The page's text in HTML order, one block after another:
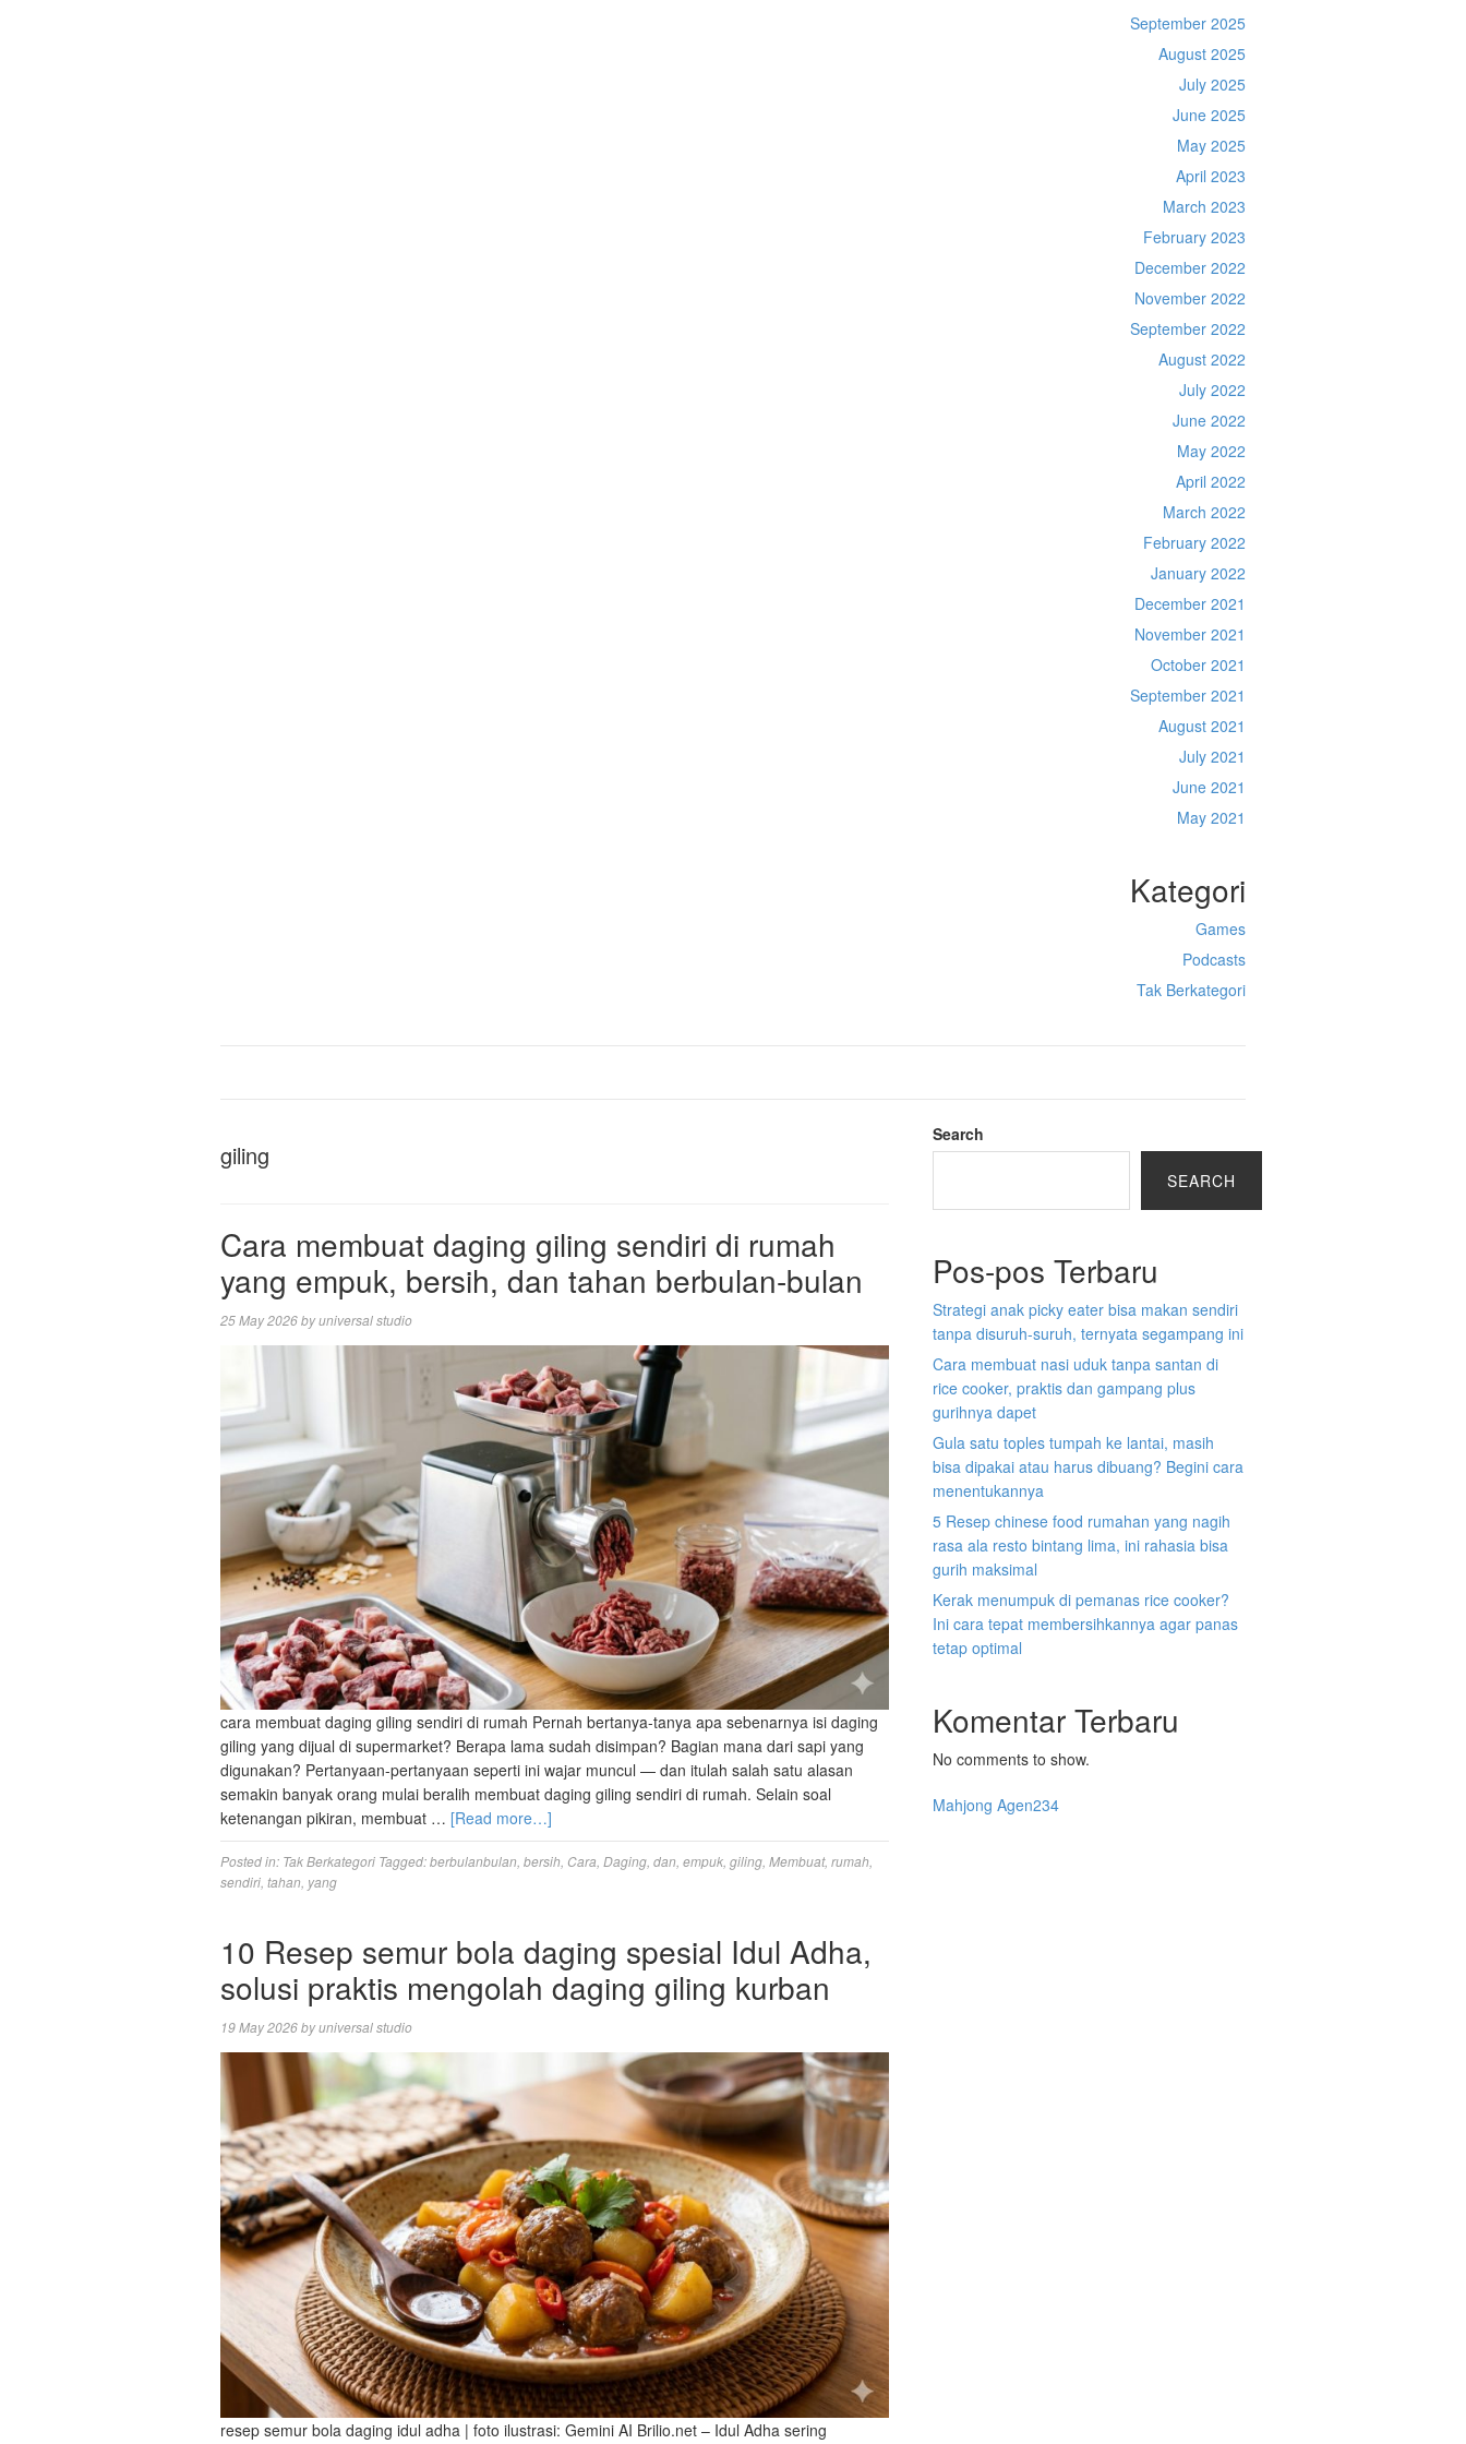
September 2025
August 2025
July 2025
June 2025
May 2025
April 2023
March 2023
February 2023
December 2022
November 2022
September 2022
August 2022
July 2022
June 2022
May 2022
April 2022
March 2022
February 2022
January 2022
December 2021
November 2021
October 2021
September 2021
August 2021
July 2021
June 2021
May 2021
Kategori
Games
Podcasts
Tak Berkategori
giling
Cara membuat daging giling sendiri di rumah
yang empuk, bersih, dan tahan berbulan-bulan
25 May 2026byuniversal studio
cara membuat daging giling sendiri di rumah Pernah bertanya-tanya apa sebenarnya isi daging
giling yang dijual di supermarket? Berapa lama sudah disimpan? Bagian mana dari sapi yang
digunakan? Pertanyaan-pertanyaan seperti ini wajar muncul — dan itulah salah satu alasan
semakin banyak orang mulai beralih membuat daging giling sendiri di rumah. Selain soal
ketenangan pikiran, membuat … [Read more…]
Posted in: Tak Berkategori Tagged:berbulanbulan, bersih, Cara, Daging, dan, empuk, giling, Membuat, rumah,
sendiri, tahan, yang
10 Resep semur bola daging spesial Idul Adha,
solusi praktis mengolah daging giling kurban
19 May 2026byuniversal studio
resep semur bola daging idul adha | foto ilustrasi: Gemini AI Brilio.net – Idul Adha sering
Search
SEARCH
Pos-pos Terbaru
Strategi anak picky eater bisa makan sendiri
tanpa disuruh-suruh, ternyata segampang ini
Cara membuat nasi uduk tanpa santan di
rice cooker, praktis dan gampang plus
gurihnya dapet
Gula satu toples tumpah ke lantai, masih
bisa dipakai atau harus dibuang? Begini cara
menentukannya
5 Resep chinese food rumahan yang nagih
rasa ala resto bintang lima, ini rahasia bisa
gurih maksimal
Kerak menumpuk di pemanas rice cooker?
Ini cara tepat membersihkannya agar panas
tetap optimal
Komentar Terbaru
No comments to show.
Mahjong Agen234